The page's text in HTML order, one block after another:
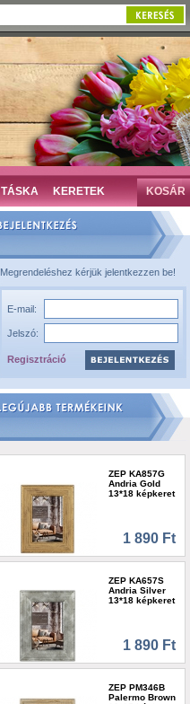
TÁSKA KERETEK KOSÁR
Megrendeléshez kérjük jelentkezzen be!
E-mail:
Jelszó:
Regisztráció
ZEP KA857G
Andria Gold
13*18 képkeret
1 890 Ft
ZEP KA657S
Andria Silver
13*18 képkeret
1 890 Ft
ZEP PM346B
Palermo Brown